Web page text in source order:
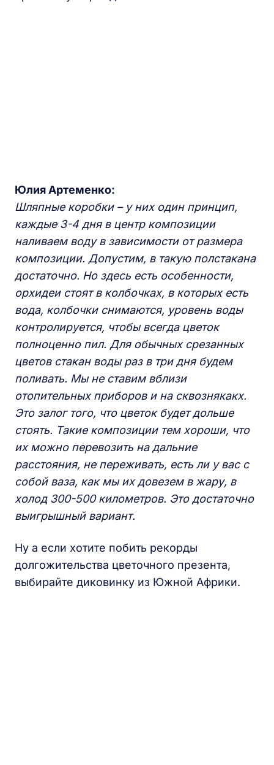
Юлия Артеменко:
Шляпные коробки – у них один принцип,
каждые 3-4 дня в центр композиции
наливаем воду в зависимости от размера
композиции. Допустим, в такую полстакана
достаточно. Но здесь есть особенности,
орхидеи стоят в колбочках, в которых есть
вода, колбочки снимаются, уровень воды
контролируется, чтобы всегда цветок
полноценно пил. Для обычных срезанных
цветов стакан воды раз в три дня будем
поливать. Мы не ставим вблизи
отопительных приборов и на сквознякакх.
Это залог того, что цветок будет дольше
стоять. Такие композиции тем хороши, что
их можно перевозить на дальние
расстояния, не переживать, есть ли у вас с
собой ваза, как мы их довезем в жару, в
холод 300-500 километров. Это достаточно
выигрышный вариант.
Ну а если хотите побить рекорды
долгожительства цветочного презента,
выбирайте диковинку из Южной Африки.